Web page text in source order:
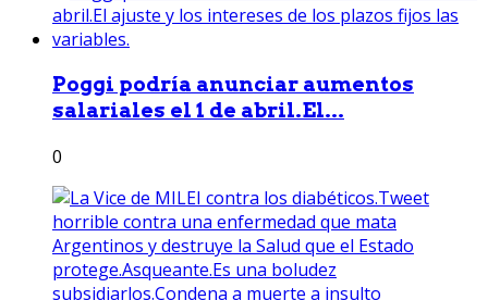
Poggi podría anunciar aumentos
salariales el 1 de abril.El...
0